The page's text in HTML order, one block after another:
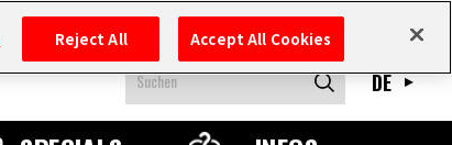
DE
Reject All Accept All Cookies